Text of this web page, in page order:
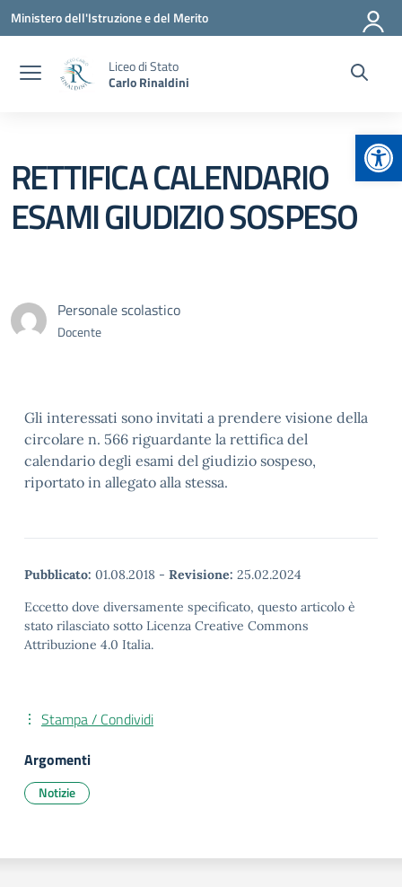
Vai ai contenuti
Vai al menu di navigazione
Vai al footer
Ministero dell'Istruzione e del Merito
Liceo di Stato
Carlo Rinaldini
RETTIFICA CALENDARIO
ESAMI GIUDIZIO SOSPESO
Personale scolastico
Docente
Gli interessati sono invitati a prendere visione della
circolare n. 566 riguardante la rettifica del
calendario degli esami del giudizio sospeso,
riportato in allegato alla stessa.
Pubblicato: 01.08.2018 - Revisione: 25.02.2024
Eccetto dove diversamente specificato, questo articolo è
stato rilasciato sotto Licenza Creative Commons
Attribuzione 4.0 Italia.
Stampa / Condividi
Argomenti
Notizie